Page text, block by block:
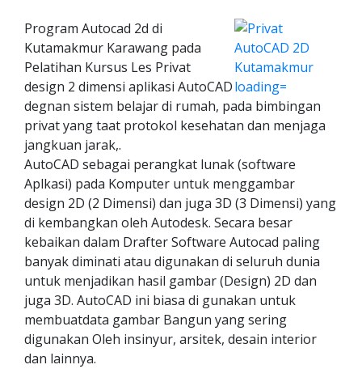
Program Autocad 2d di
Kutamakmur Karawang pada
Pelatihan Kursus Les Privat
design 2 dimensi aplikasi AutoCAD
degnan sistem belajar di rumah, pada bimbingan
privat yang taat protokol kesehatan dan menjaga
jangkuan jarak,.
AutoCAD sebagai perangkat lunak (software
Aplkasi) pada Komputer untuk menggambar
design 2D (2 Dimensi) dan juga 3D (3 Dimensi) yang
di kembangkan oleh Autodesk. Secara besar
kebaikan dalam Drafter Software Autocad paling
banyak diminati atau digunakan di seluruh dunia
untuk menjadikan hasil gambar (Design) 2D dan
juga 3D. AutoCAD ini biasa di gunakan untuk
membuatdata gambar Bangun yang sering
digunakan Oleh insinyur, arsitek, desain interior
dan lainnya.